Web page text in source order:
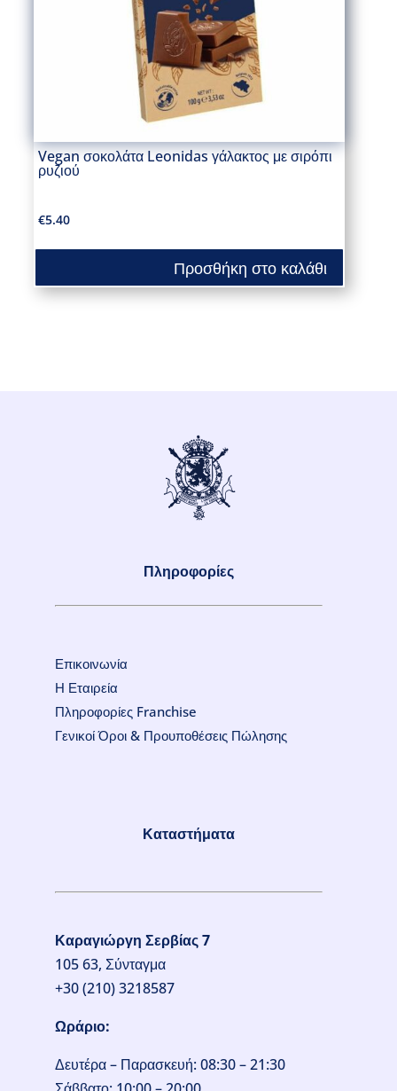
Vegan σοκολάτα Leonidas γάλακτος με σιρόπι
ρυζιού
€5.40
Προσθήκη στο καλάθι
Πληροφορίες
Επικοινωνία
Η Εταιρεία
Πληροφορίες Franchise
Γενικοί Όροι & Προυποθέσεις Πώλησης
Καταστήματα
Καραγιώργη Σερβίας 7
105 63, Σύνταγμα
+30 (210) 3218587
Ωράριο:
Δευτέρα – Παρασκευή: 08:30 – 21:30